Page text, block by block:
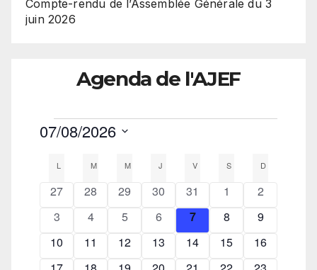
Compte-rendu de l’Assemblée Générale du 3
juin 2026
Agenda de l'AJEF